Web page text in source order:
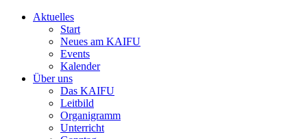
Aktuelles
Start
Neues am KAIFU
Events
Kalender
Über uns
Das KAIFU
Leitbild
Organigramm
Unterricht